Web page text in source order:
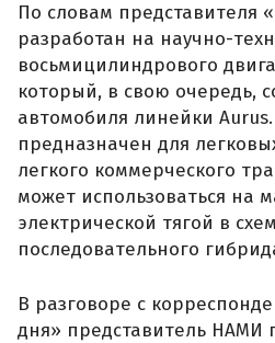
По словам представителя
разработан на научно-
восьмицилиндрового
который, в свою очередь,
автомобиля линейки
предназначен для
легкого коммерческого
может использоваться на
электрической тягой в
последовательного
В разговоре с
дня» представитель НАМИ